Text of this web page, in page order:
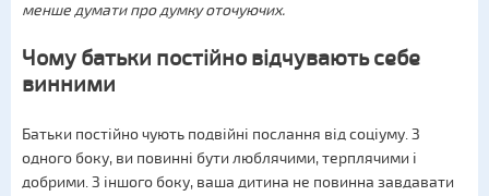
менше думати про думку оточуючих.
Чому батьки постійно відчувають себе
винними
Батьки постійно чують подвійні послання від соціуму. З
одного боку, ви повинні бути люблячими, терплячими і
добрими. З іншого боку, ваша дитина не повинна завдавати